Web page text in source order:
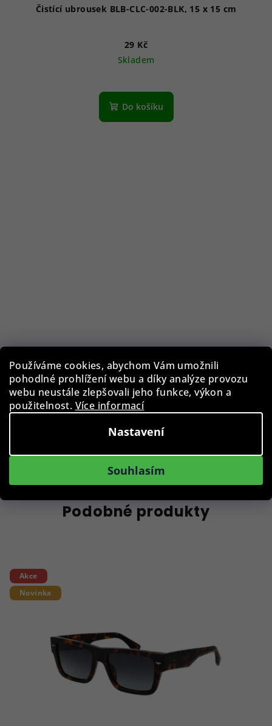
Používáme cookies, abychom Vám umožnili
pohodlné prohlížení webu a díky analýze provozu
webu neustále zlepšovali jeho funkce, výkon a
použitelnost. Více informací
Nastavení
Souhlasím
Čistící ubrousek BLB-CLC-002-BLK, 15 x 15 cm
29 Kč
Skladem
Do košíku
129 Kč
Skladem
Podobné produkty
Akce
Novinka